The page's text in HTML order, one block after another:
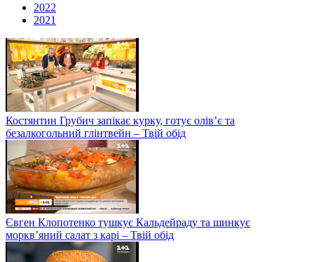
2022
2021
Костянтин Грубич запікає курку, готує олів’є та
безалкогольний глінтвейн – Твій обід
Євген Клопотенко тушкує Кальдейраду та шинкує
моркв’яний салат з карі – Твій обід